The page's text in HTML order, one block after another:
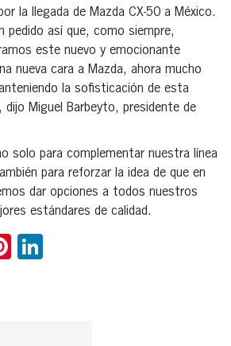
la llegada de Mazda CX-50 a México.
pedido así que, como siempre,
este nuevo y emocionante
nueva cara a Mazda, ahora mucho
la sofisticación de esta
dijo Miguel Barbeyto, presidente de
solo para complementar nuestra línea
para reforzar la idea de que en
dar opciones a todos nuestros
estándares de calidad.
Pinterest